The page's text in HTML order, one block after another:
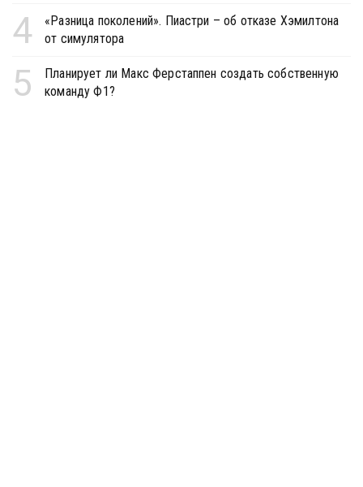
4
«Разница поколений». Пиастри – об отказе Хэмилтона
от симулятора
5
Планирует ли Макс Ферстаппен создать собственную
команду Ф1?